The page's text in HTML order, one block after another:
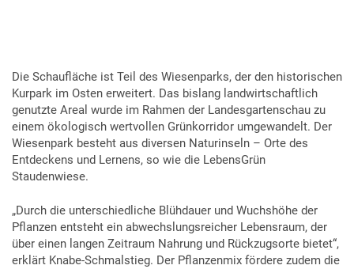
Die Schaufläche ist Teil des Wiesenparks, der den historischen
Kurpark im Osten erweitert. Das bislang landwirtschaftlich
genutzte Areal wurde im Rahmen der Landesgartenschau zu
einem ökologisch wertvollen Grünkorridor umgewandelt. Der
Wiesenpark besteht aus diversen Naturinseln – Orte des
Entdeckens und Lernens, so wie die LebensGrün
Staudenwiese.
„Durch die unterschiedliche Blühdauer und Wuchshöhe der
Pflanzen entsteht ein abwechslungsreicher Lebensraum, der
über einen langen Zeitraum Nahrung und Rückzugsorte bietet“,
erklärt Knabe-Schmalstieg. Der Pflanzenmix fördere zudem die